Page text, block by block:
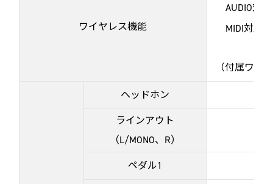
ワイヤレス機能
AUDIO対
MIDI対応
（付属ワイ
ヘッドホン
ラインアウト
（L/MONO、R）
ペダル1